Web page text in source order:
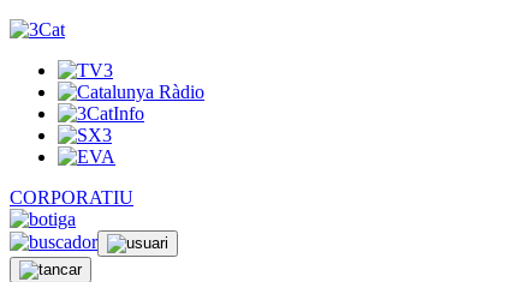
CORPORATIU